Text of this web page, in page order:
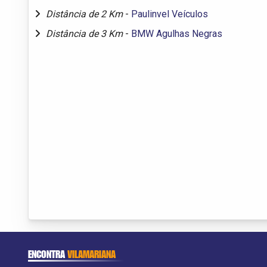
Distância de 2 Km - Paulinvel Veículos
Distância de 3 Km - BMW Agulhas Negras
ENCONTRAVILAMARIANA